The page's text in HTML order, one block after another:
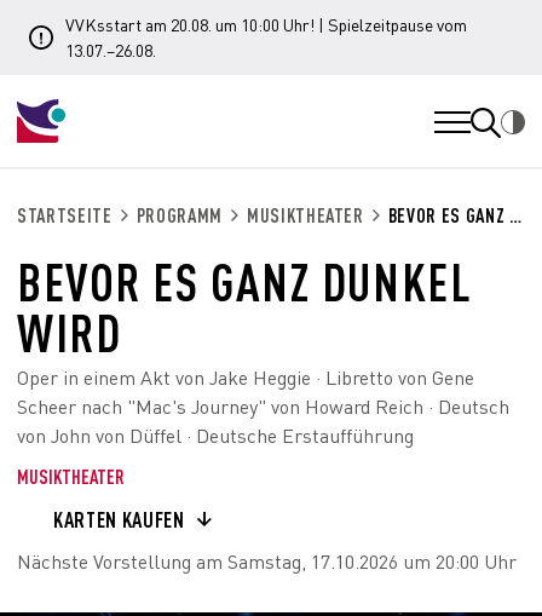
VVKsstart am 20.08. um 10:00 Uhr! | Spielzeitpause vom
13.07.–26.08.
STARTSEITE PROGRAMM MUSIKTHEATER BEVOR ES GANZ DUNKEL WIRD
BEVOR ES GANZ DUNKEL
WIRD
Oper in einem Akt von Jake Heggie · Libretto von Gene
Scheer nach "Mac's Journey" von Howard Reich · Deutsch
von John von Düffel · Deutsche Erstaufführung
MUSIKTHEATER
Nächste Vorstellung am Samstag, 17.10.2026 um 20:00 Uhr
KARTEN KAUFEN